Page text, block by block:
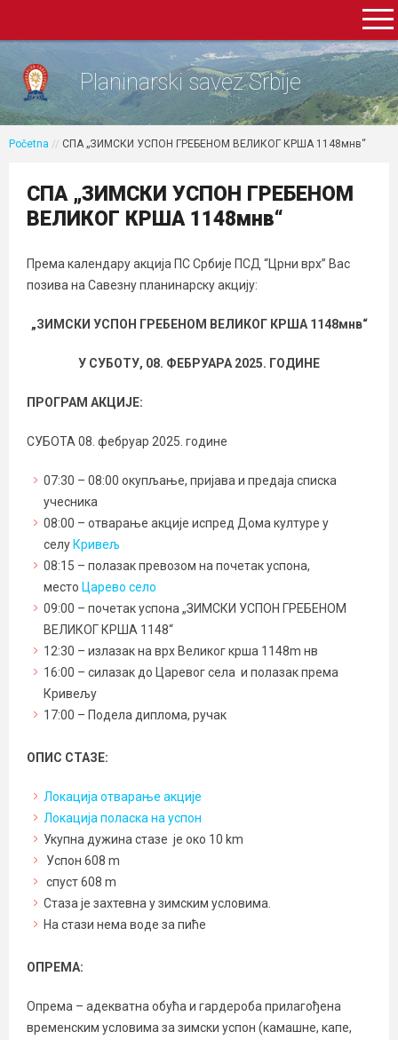
Planinarski savez Srbije
Početna // СПА „ЗИМСКИ УСПОН ГРЕБЕНОМ ВЕЛИКОГ КРША 1148мнв“
СПА „ЗИМСКИ УСПОН ГРЕБЕНОМ
ВЕЛИКОГ КРША 1148мнв“
Према календару акција ПС Србије ПСД “Црни врх” Вас
позива на Савезну планинарску акцију:
„ЗИМСКИ УСПОН ГРЕБЕНОМ ВЕЛИКОГ КРША 1148мнв“
У СУБОТУ, 08. ФЕБРУАРА 2025. ГОДИНЕ
ПРОГРАМ АКЦИЈЕ:
СУБОТА 08. фебруар 2025. године
07:30 – 08:00 окупљање, пријава и предаја списка
учесника
08:00 – отварање акције испред Дома културе у
селу Кривељ
08:15 – полазак превозом на почетак успона,
место Царево село
09:00 – почетак успона „ЗИМСКИ УСПОН ГРЕБЕНОМ
ВЕЛИКОГ КРША 1148“
12:30 – излазак на врх Великог крша 1148m нв
16:00 – силазак до Царевог села и полазак према
Кривељу
17:00 – Подела диплома, ручак
ОПИС СТАЗЕ:
Локација отварање акције
Локација поласка на успон
Укупна дужина стазе је око 10 km
Успон 608 m
спуст 608 m
Стаза је захтевна у зимским условима.
На стази нема воде за пиће
ОПРЕМА:
Опрема – адекватна обућа и гардероба прилагођена
временским условима за зимски успон (камашне, капе,